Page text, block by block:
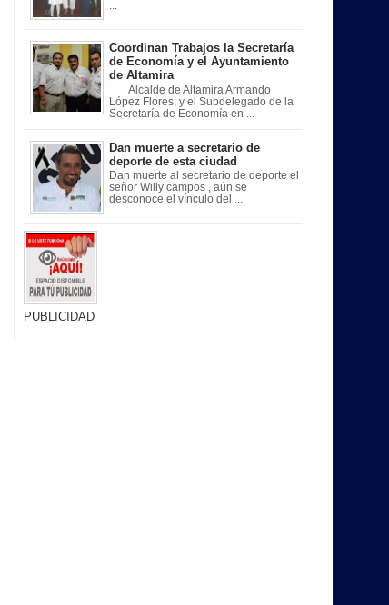
Coordinan Trabajos la Secretaría
de Economía y el Ayuntamiento
de Altamira
Alcalde de Altamira Armando
López Flores, y el Subdelegado de la
Secretaría de Economía en ...
Dan muerte a secretario de
deporte de esta ciudad
Dan muerte al secretario de deporte el
señor Willy campos , aún se
desconoce el vínculo del ...
PUBLICIDAD